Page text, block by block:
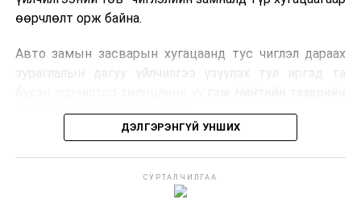
боловсруулах үйлдвэрүүдээр дулаан, цахилгаан
Ийнхүү лаг хатаах, шатаах технологийг лагийн
улсад өргөн ашиглаж байна.
өөрчлөлт орж байна.
Авто замын засварын хугацаанд тус чиглэл дараах
зураглалын дагуу үйлчилгээ үзүүлэх тул иргэд та
бодлогын газраас мэдээллээ.
ДЭЛГЭРЭНГҮЙ УНШИХ
СУРТАЛЧИЛГАА